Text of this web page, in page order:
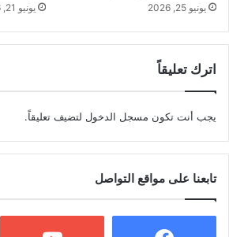
يونيو 25, 2026 يونيو 21, 2026
اترك تعليقاً
يجب أنت تكون مسجل الدخول لتضيف تعليقاً.
تابعنا على مواقع التواصل